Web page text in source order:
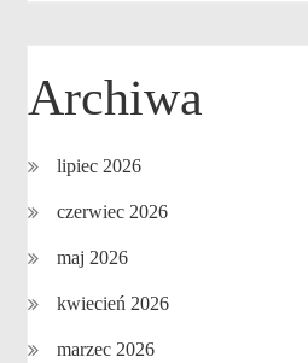
Archiwa
lipiec 2026
czerwiec 2026
maj 2026
kwiecień 2026
marzec 2026